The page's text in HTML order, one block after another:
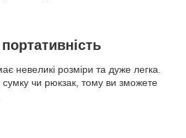
невеликі розміри та дуже легка.
чи рюкзак, тому ви зможете